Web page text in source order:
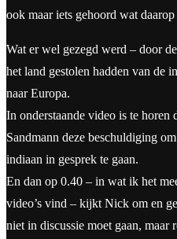
ook maar iets gehoord wat daarop
Wat er wel gezegd werd – door
het land gestolen hadden van de
naar Europa.
In onderstaande video is te
Sandmann deze beschuldiging
indiaan in gesprek te gaan.
En dan op 0.40 – in wat ik het
video’s vind – kijkt Nick om en
niet in discussie moet gaan, maar